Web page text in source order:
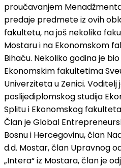
proučavanjem
predaje predmete iz ovih
fakultetu, na još nekoliko
Mostaru i na Ekonomskom
Bihaću. Nekoliko godina je
Ekonomskim fakultetima
Univerziteta u Zenici. Voditelj
poslijediplomskog studija
Splitu i Ekonomskog
Član je Global
Bosnu i Hercegovinu, član
d.d. Mostar, član Upravnog
„Intera“ iz Mostara, član je